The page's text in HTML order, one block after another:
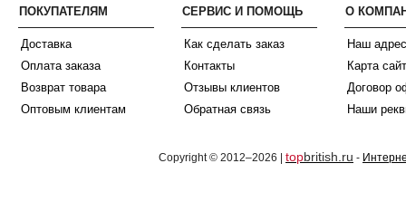
ПОКУПАТЕЛЯМ
Доставка
Оплата заказа
Возврат товара
Оптовым клиентам
СЕРВИС И ПОМОЩЬ
Как сделать заказ
Контакты
Отзывы клиентов
Обратная связь
О
Наш адрес
Карта
Договор
Наши
Copyright © 2012–2026 | topbritish.ru -